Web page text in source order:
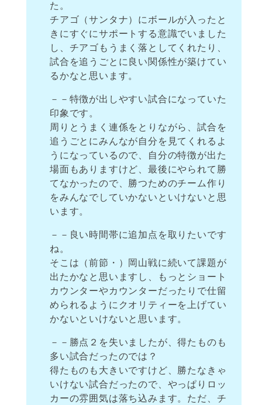
た。
チアゴ（サンタナ）にボールが入ったと
きにすぐにサポートする意識でいました
し、チアゴもうまく落としてくれたり、
試合を追うごとに良い関係性が築けてい
るかなと思います。
－－特徴が出しやすい試合になっていた
印象です。
周りとうまく連係をとりながら、試合を
追うごとにみんなが自分を見てくれるよ
うになっているので、自分の特徴が出た
場面もありますけど、最後にやられて勝
てなかったので、勝つためのチーム作り
をみんなでしていかないといけないと思
います。
－－良い時間帯に追加点を取りたいです
ね。
そこは（前節・）岡山戦に続いて課題が
出たかなと思いますし、もっとショート
カウンターやカウンターだったりで仕留
められるようにクオリティーを上げてい
かないといけないと思います。
－－勝点２を失いましたが、得たものも
多い試合だったのでは？
得たものも大きいですけど、勝たなきゃ
いけない試合だったので、やっぱりロッ
カーの雰囲気は落ち込みます。ただ、チ